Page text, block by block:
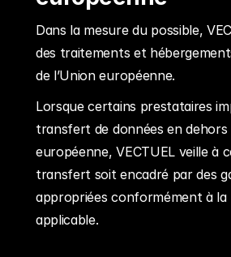
Dans la mesure du possible,
des traitements et
de l’Union européenne.
Lorsque certains prestataires
transfert de données en dehors
européenne, VECTUEL veille à
transfert soit encadré par des
appropriées conformément à
applicable.